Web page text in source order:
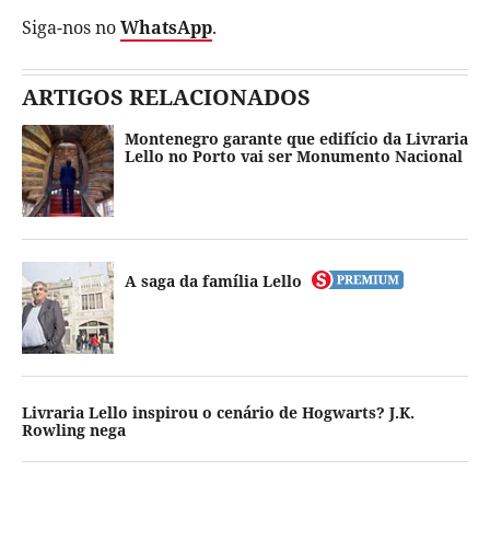
Siga-nos noWhatsApp.
ARTIGOS RELACIONADOS
Montenegro garante que edifício da Livraria
Lello no Porto vai ser Monumento Nacional
A saga da família Lello
Livraria Lello inspirou o cenário de Hogwarts? J.K.
Rowling nega